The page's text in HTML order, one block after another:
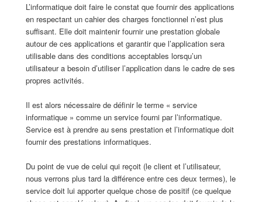
L’informatique doit faire le constat que fournir des applications
en respectant un cahier des charges fonctionnel n’est plus
suffisant. Elle doit maintenir fournir une prestation globale
autour de ces applications et garantir que l’application sera
utilisable dans des conditions acceptables lorsqu’un
utilisateur a besoin d’utiliser l’application dans le cadre de ses
propres activités.
Il est alors nécessaire de définir le terme « service
informatique » comme un service fourni par l’informatique.
Service est à prendre au sens prestation et l’informatique doit
fournir des prestations informatiques.
Du point de vue de celui qui reçoit (le client et l’utilisateur,
nous verrons plus tard la différence entre ces deux termes), le
service doit lui apporter quelque chose de positif (ce quelque